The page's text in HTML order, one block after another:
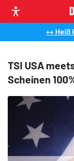
++ Heiß
TSI USA
Scheinen